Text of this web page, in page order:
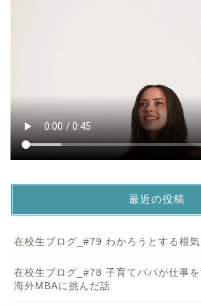
最近の投稿
在校生ブログ_#79 わかろうとする根気
在校生ブログ_#78 子育てパパが仕事
海外MBAに挑んだ話